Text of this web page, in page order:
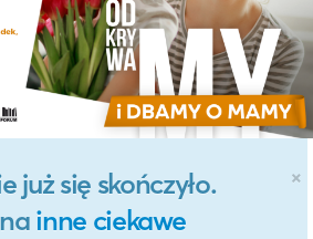
×
już się skończyło.
inne ciekawe